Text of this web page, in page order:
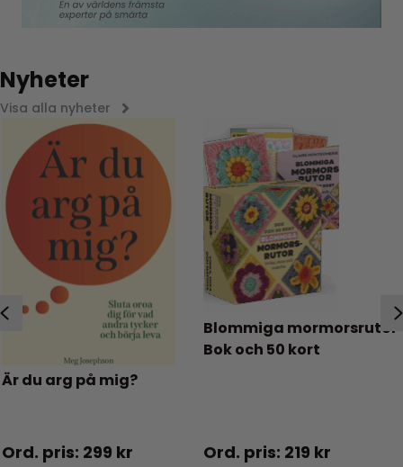
Nyheter
Visa alla nyheter
arg på mig?
299kr
Blommiga mormorsrutor
Bok och 50 kort
219kr
Previous